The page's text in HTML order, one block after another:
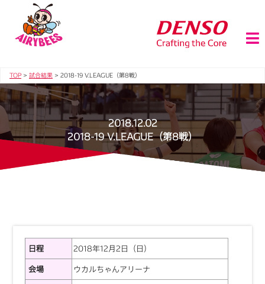
TOP > 試合結果 > 2018-19 V.LEAGUE（第8戦）
2018.12.02
2018-19 V.LEAGUE（第8戦）
日程
2018年12月2日（日）
会場
ウカルちゃんアリーナ